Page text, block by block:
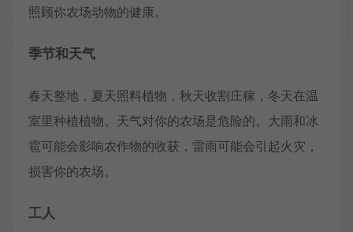
照顾你农场动物的健康。
季节和天气
春天整地，夏天照料植物，秋天收割庄稼，冬天在温
室里种植植物。天气对你的农场是危险的。大雨和冰
雹可能会影响农作物的收获，雷雨可能会引起火灾，
损害你的农场。
工人